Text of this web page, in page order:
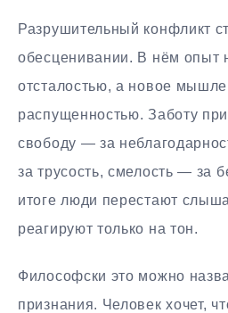
Разрушительный конфликт
обесценивании. В нём опыт
отсталостью, а новое
распущенностью. Заботу
свободу — за
за трусость, смелость — за
итоге люди перестают
реагируют только на тон.
Философски это можно
признания. Человек хочет,